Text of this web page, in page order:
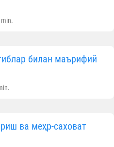
min.
билан маърифий
ва меҳр-саховат